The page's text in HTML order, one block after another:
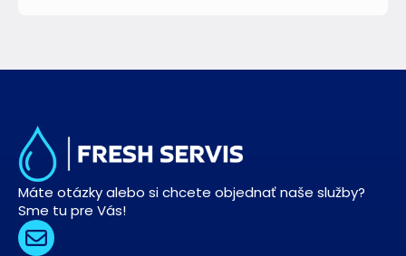
Máte otázky alebo si chcete objednať naše služby?
Sme tu pre Vás!